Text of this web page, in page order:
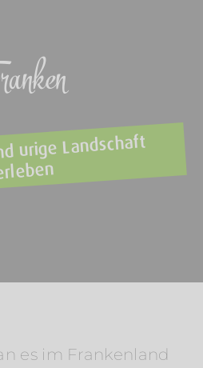
urige Landschaft
es im Frankenland